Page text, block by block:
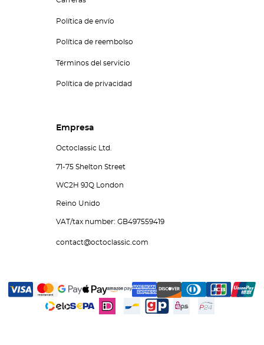
Política de envío
Política de reembolso
Términos del servicio
Política de privacidad
Empresa
Octoclassic Ltd.
71-75 Shelton Street
WC2H 9JQ London
Reino Unido
VAT/tax number: GB497559419
contact@octoclassic.com